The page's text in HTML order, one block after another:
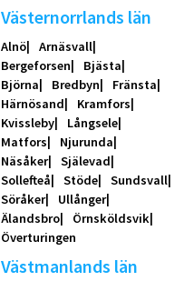
Västernorrlands län
Alnö
Arnäsvall
Bergeforsen
Bjästa
Björna
Bredbyn
Fränsta
Härnösand
Kramfors
Kvissleby
Långsele
Matfors
Njurunda
Näsåker
Själevad
Sollefteå
Stöde
Sundsvall
Söråker
Ullånger
Älandsbro
Örnsköldsvik
Överturingen
Västmanlands län